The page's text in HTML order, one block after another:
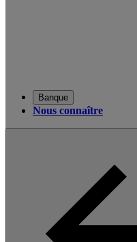
Banque
Nous connaître